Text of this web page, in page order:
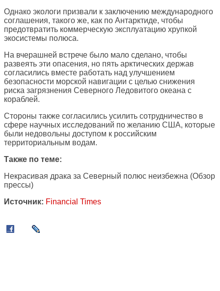
Однако экологи призвали к заключению международного
соглашения, такого же, как по Антарктиде, чтобы
предотвратить коммерческую эксплуатацию хрупкой
экосистемы полюса.
На вчерашней встрече было мало сделано, чтобы
развеять эти опасения, но пять арктических держав
согласились вместе работать над улучшением
безопасности морской навигации с целью снижения
риска загрязнения Северного Ледовитого океана с
кораблей.
Стороны также согласились усилить сотрудничество в
сфере научных исследований по желанию США, которые
были недовольны доступом к российским
территориальным водам.
Также по теме:
Некрасивая драка за Северный полюс неизбежна (Обзор
прессы)
Источник: Financial Times